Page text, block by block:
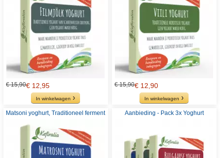
€ 15,90€ 12,95
In winkelwagen
€ 15,90€ 12,90
In winkelwagen
Matsoni yoghurt, Traditioneel ferment Aanbieding - Pack 3x Yoghurt